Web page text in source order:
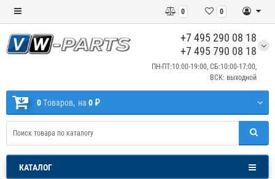
0
0
+7 495 290 08 18
+7 495 790 08 18
ПН-ПТ:10:00-19:00, СБ:10:00-17:00,
ВСК: выходной
0Tоваров, на 0 ₽
КАТАЛОГ